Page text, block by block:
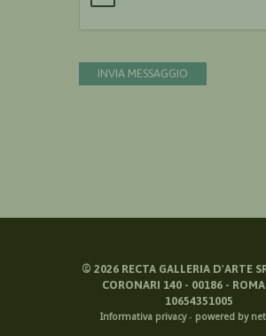
INVIA MESSAGGIO
© 2026RECTA GALLERIA D'ARTE
CORONARI 140 - 00186 -
10654351005
Informativa privacy- powered by